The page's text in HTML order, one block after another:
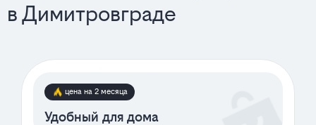
в Димитровграде
цена на 2 месяца
Удобный для дома